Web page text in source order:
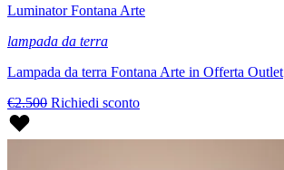
Luminator Fontana Arte
lampada da terra
Lampada da terra Fontana Arte in Offerta Outlet
€2.500 Richiedi sconto